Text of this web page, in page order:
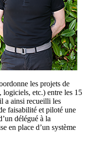
les projets de
logiciels, etc.) entre les 15
a ainsi recueilli les
faisabilité et piloté une
délégué à la
en place d’un système